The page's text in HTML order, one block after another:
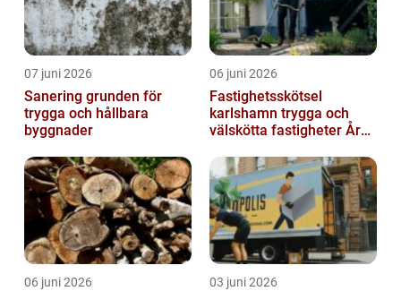
07 juni 2026
Sanering grunden för
trygga och hållbara
byggnader
06 juni 2026
Fastighetsskötsel
karlshamn trygga och
välskötta fastigheter Året
06 juni 2026 03 juni 2026